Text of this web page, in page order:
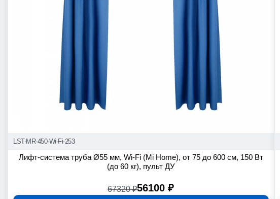
Лифт-система труба Ø55 мм, Wi-Fi (Mi Home), от 75 до 600 см, 150 Вт
(до 60 кг), пульт ДУ
67320 ₽56100 ₽
LST-MR-450-Wi-Fi-253